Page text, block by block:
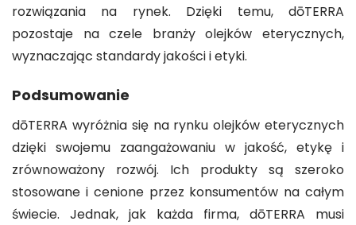
rozwiązania na rynek. Dzięki temu, dōTERRA
pozostaje na czele branży olejków eterycznych,
wyznaczając standardy jakości i etyki.
Podsumowanie
dōTERRA wyróżnia się na rynku olejków eterycznych
dzięki swojemu zaangażowaniu w jakość, etykę i
zrównoważony rozwój. Ich produkty są szeroko
stosowane i cenione przez konsumentów na całym
świecie. Jednak, jak każda firma, dōTERRA musi